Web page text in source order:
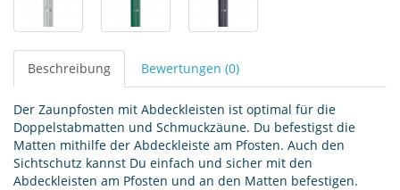
Beschreibung Bewertungen (0)
Der Zaunpfosten mit Abdeckleisten ist optimal für die
Doppelstabmatten und Schmuckzäune. Du befestigst die
Matten mithilfe der Abdeckleiste am Pfosten. Auch den
Sichtschutz kannst Du einfach und sicher mit den
Abdeckleisten am Pfosten und an den Matten befestigen.